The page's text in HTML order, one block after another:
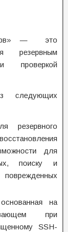
— это
резервным
проверкой
следующих
резервного
для
поиску и
на
при
SSH-